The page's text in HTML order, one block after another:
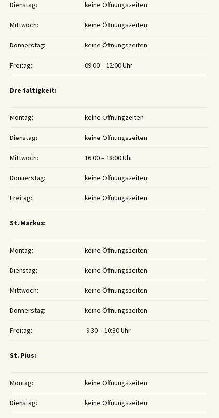
Dienstag: keine Öffnungszeiten
Mittwoch: keine Öffnungszeiten
Donnerstag: keine Öffnungszeiten
Freitag: 09:00 – 12:00 Uhr
Dreifaltigkeit:
Montag: keine Öffnungzeiten
Dienstag: keine Öffnungszeiten
Mittwoch: 16:00 – 18:00 Uhr
Donnerstag: keine Öffnungszeiten
Freitag: keine Öffnungszeiten
St. Markus:
Montag: keine Öffnungszeiten
Dienstag: keine Öffnungszeiten
Mittwoch: keine Öffnungszeiten
Donnerstag: keine Öffnungszeiten
Freitag: 9:30 – 10:30 Uhr
St. Pius:
Montag: keine Öffnungszeiten
Dienstag: keine Öffnungszeiten